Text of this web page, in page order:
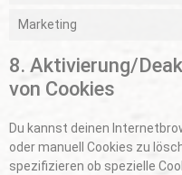
Marketing
8. Aktivierung/
von Cookies
Du kannst deinen
oder manuell Cookies zu
spezifizieren ob spezielle